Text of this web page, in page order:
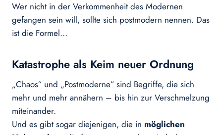
Wer nicht in der Verkommenheit des Modernen
gefangen sein will, sollte sich postmodern nennen. Das
ist die Formel…
Katastrophe als Keim neuer Ordnung
„Chaos“ und „Postmoderne“ sind Begriffe, die sich
mehr und mehr annähern – bis hin zur Verschmelzung
miteinander.
Und es gibt sogar diejenigen, die in möglichen